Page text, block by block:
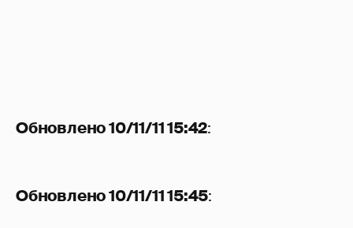
Обновлено 10/11/11 15:42:
Обновлено 10/11/11 15:45: